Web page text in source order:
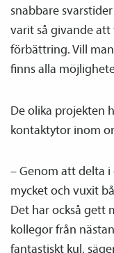
snabbare
varit så givande
förbättring. Vill
finns alla
De olika projekten
kontaktytor inom
– Genom att delta
mycket och vuxit
Det har också gett
kollegor från
fantastiskt kul,